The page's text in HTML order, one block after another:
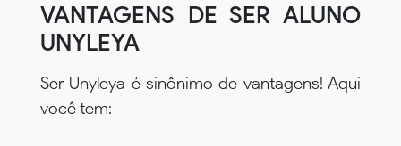
VANTAGENS DE SER ALUNO
UNYLEYA
Ser Unyleya é sinônimo de vantagens! Aqui
você tem: